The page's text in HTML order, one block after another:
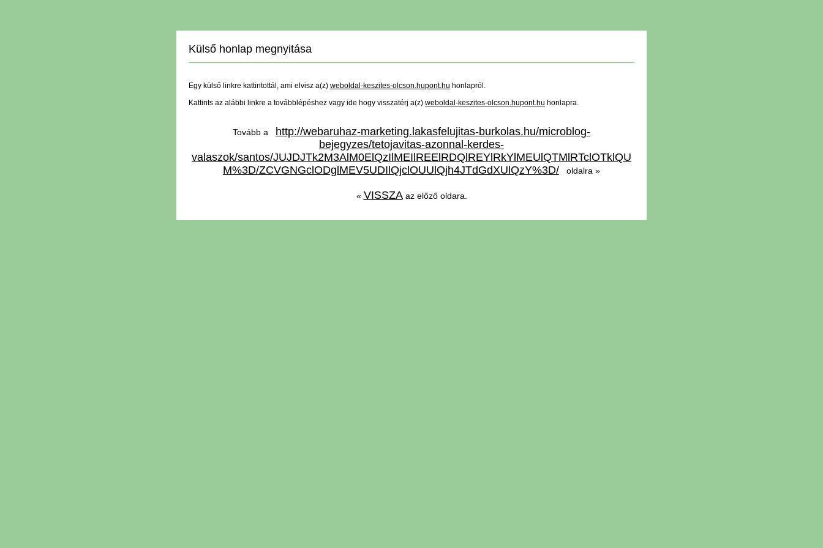
Külső honlap megnyitása
Egy külső linkre kattintottál, ami elvisz a(z) weboldal-keszites-olcson.hupont.hu honlapról.
Kattints az alábbi linkre a továbblépéshez vagy ide hogy visszatérj a(z) weboldal-keszites-olcson.hupont.hu honlapra.
Tovább a
http://webaruhaz-marketing.lakasfelujitas-burkolas.hu/microblog-
bejegyzes/tetojavitas-azonnal-kerdes-
valaszok/santos/JUJDJTk2M3AlM0ElQzIlMEIlREElRDQlREYlRkYlMEUlQTMlRTclOTklQU
M%3D/ZCVGNGclODglMEV5UDIlQjclOUUlQjh4JTdGdXUlQzY%3D/ oldalra »
« VISSZAaz előző oldara.